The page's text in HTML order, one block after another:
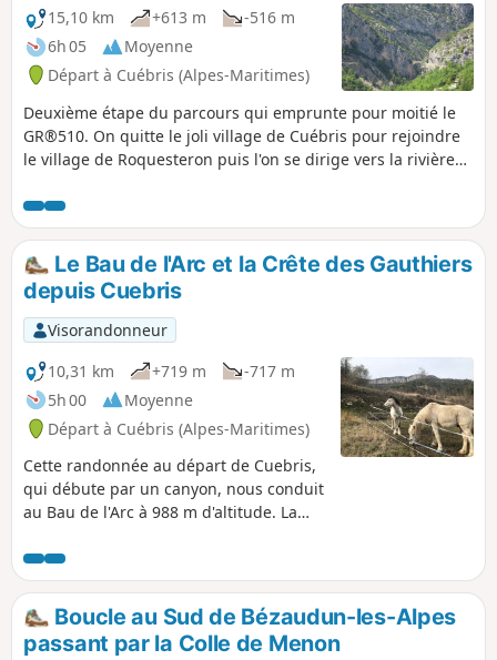
15,10 km
+613 m
-516 m
6h 05
Moyenne
Départ à Cuébris (Alpes-Maritimes)
Deuxième étape du parcours qui emprunte pour moitié le
GR®510. On quitte le joli village de Cuébris pour rejoindre
le village de Roquesteron puis l'on se dirige vers la rivière
l'étape, pour enfin rejoindre le village perché d'Aiglun. Cette
étape se déroule souvent en sous-bois, sur des sentiers,
des chemins et des routes très peu fréquentées.
Le Bau de l'Arc et la Crête des Gauthiers
depuis Cuebris
Visorandonneur
10,31 km
+719 m
-717 m
5h 00
Moyenne
Départ à Cuébris (Alpes-Maritimes)
Cette randonnée au départ de Cuebris,
qui débute par un canyon, nous conduit
au Bau de l'Arc à 988 m d'altitude. La
Gauthiers rendra atypique cette très
belle journée.
Boucle au Sud de Bézaudun-les-Alpes
passant par la Colle de Menon